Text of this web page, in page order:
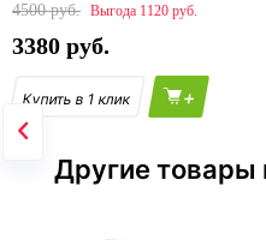
4500
1120
3380
+
Другие товары